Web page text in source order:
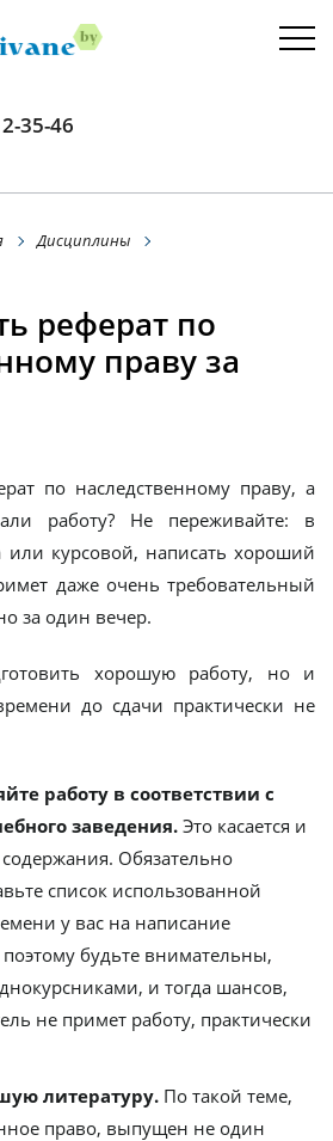
35-46
Дисциплины
реферат по
праву за
по наследственному праву, а
работу? Не переживайте: в
курсовой, написать хороший
даже очень требовательный
за один вечер.
хорошую работу, но и
до сдачи практически не
работу в соответствии с
заведения. Это касается и
Обязательно
список использованной
у вас на написание
будьте внимательны,
и тогда шансов,
не примет работу, практически
литературу. По такой теме,
право, выпущен не один